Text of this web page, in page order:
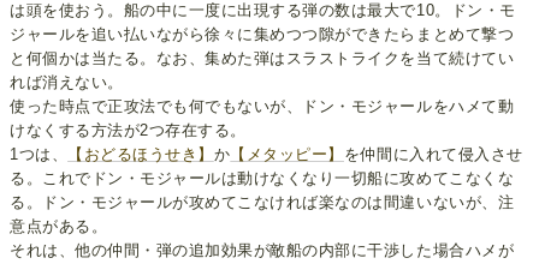
は頭を使おう。船の中に一度に出現する弾の数は最大で10。ドン・モ
ジャールを追い払いながら徐々に集めつつ隙ができたらまとめて撃つ
と何個かは当たる。なお、集めた弾はスラストライクを当て続けてい
れば消えない。
使った時点で正攻法でも何でもないが、ドン・モジャールをハメて動
けなくする方法が2つ存在する。
1つは、
【おどるほうせき】 か 【メタッピー】 を仲間に入れて侵入させ
る。これでドン・モジャールは動けなくなり一切船に攻めてこなくな
る。ドン・モジャールが攻めてこなければ楽なのは間違いないが、注
意点がある。
それは、他の仲間・弾の追加効果が敵船の内部に干渉した場合ハメが